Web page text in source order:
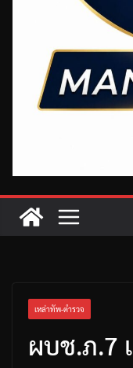
เหล่าทัพ-ตำรวจ
ผบช.ภ.7